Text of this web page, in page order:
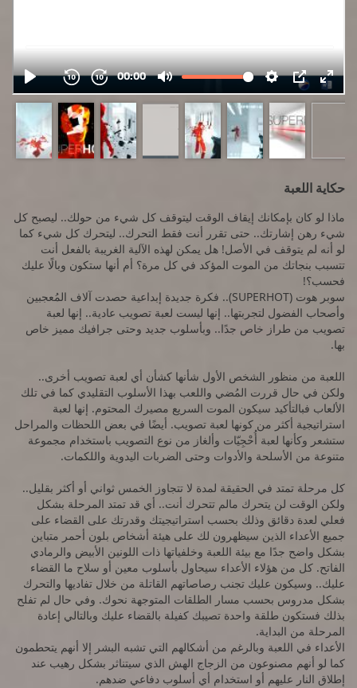
حكاية اللعبة
ماذا لو كان بإمكانك إيقاف الوقت ليتوقف كل شيء من حولك.. ليصبح كل
شيء رهن إشارتك.. حتى تقرر أنت فقط التحرك.. ليتحرك كل شيء كما
لو أنه لم يتوقف في الأصل! هل يمكن لهذه الآلية الغريبة بالفعل أنت
تتسبب بنجاتك من الموت المؤكد في كل مرة؟ أم أنها ستكون وبالًا عليك
فحسب؟!
سوبر هوت (SUPERHOT).. فكرة جديدة إبداعية حصدت آلاف المُعجبين
وأصحاب الفضول لتجربتها.. إنها ليست لعبة تصويب عادية.. إنها لعبة
تصويب من طراز خاص جدًا.. وبأسلوب جديد وحتى جرافيك مميز خاص
بها.
اللعبة من منظور الشخص الأول شأنها كشأن أي لعبة تصويب أخرى..
ولكن في حال قررت المُضي واللعب بهذا الأسلوب التقليدي كما في تلك
الألعاب فبالتأكيد سيكون الموت السريع مصيرك المحتوم. إنها لعبة
استراتيجية أكثر من كونها لعبة تصويب. أيضًا في بعض اللحظات والمراحل
ستشعر وكأنها لعبة أُحْجِيّات وألغاز من نوع التصويب باستخدام مجموعة
متنوعة من الأسلحة والأدوات وحتى الضربات اليدوية واللكمات.
كل مرحلة تمتد في الحقيقة لمدة لا تتجاوز الخمس ثواني أو أكثر بقليل..
ولكن الوقت لن يتحرك مالم تتحرك أنت.. أي قد تمتد المرحلة بشكل
فعلي لعدة دقائق وذلك بحسب استراتيجيتك وقدرتك على القضاء على
جميع الأعداء الذين سيظهرون لك على هيئة أشخاص بلون أحمر متباين
بشكل واضح جدًا مع بيئة اللعبة وخلفياتها ذات اللونين الأبيض والرمادي
الفاتح. كل من هؤلاء الأعداء سيحاول بأسلوب معين أو سلاح ما القضاء
عليك.. وسيكون عليك تجنب رصاصاتهم القاتلة من خلال تفاديها والتحرك
بشكل مدروس بحسب مسار الطلقات المتوجهة نحوك. وفي حال لم تفلح
بذلك فستكون طلقة واحدة تصيبك كفيلة بالقضاء عليك وبالتالي إعادة
المرحلة من البداية.
الأعداء في اللعبة وبالرغم من أشكالهم التي تشبه البشر إلا أنهم يتحطمون
كما لو أنهم مصنوعون من الزجاج الهش الذي سيتناثر بشكل رهيب عند
إطلاق النار عليهم أو استخدام أي أسلوب دفاعي ضدهم.